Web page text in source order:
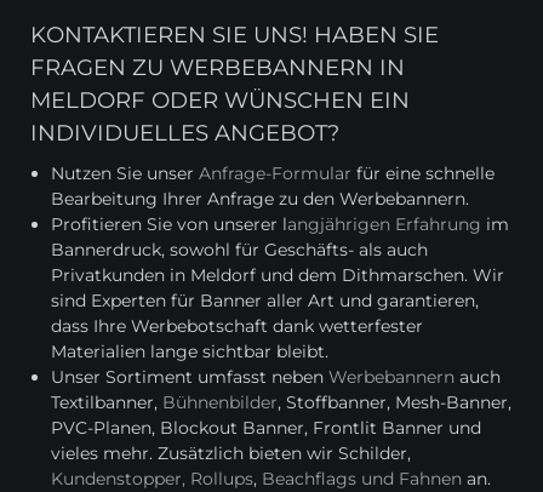
KONTAKTIEREN SIE UNS! HABEN SIE
FRAGEN ZU WERBEBANNERN IN
MELDORF ODER WÜNSCHEN EIN
INDIVIDUELLES ANGEBOT?
Nutzen Sie unserAnfrage-Formular für eine schnelle
Bearbeitung Ihrer Anfrage zu den Werbebannern.
Profitieren Sie von unserer langjährigen Erfahrung im
Bannerdruck, sowohl für Geschäfts- als auch
Privatkunden in Meldorf und dem Dithmarschen. Wir
sind Experten für Banner aller Art und garantieren,
dass Ihre Werbebotschaft dank wetterfester
Materialien lange sichtbar bleibt.
Unser Sortiment umfasst nebenWerbebannern auch
Textilbanner, Bühnenbilder, Stoffbanner, Mesh-Banner,
PVC-Planen, Blockout Banner, Frontlit Banner und
vieles mehr. Zusätzlich bieten wir Schilder,
Kundenstopper, Rollups, Beachflags und Fahnen an.